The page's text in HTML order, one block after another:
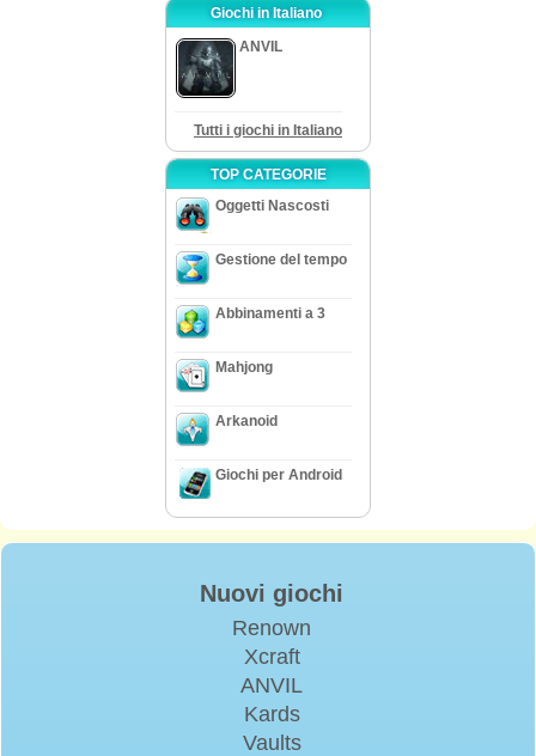
Giochi in Italiano
ANVIL
Tutti i giochi in Italiano
TOP CATEGORIE
Oggetti Nascosti
Gestione del tempo
Abbinamenti a 3
Mahjong
Arkanoid
Giochi per Android
Nuovi giochi
Renown
Xcraft
ANVIL
Kards
Vaults